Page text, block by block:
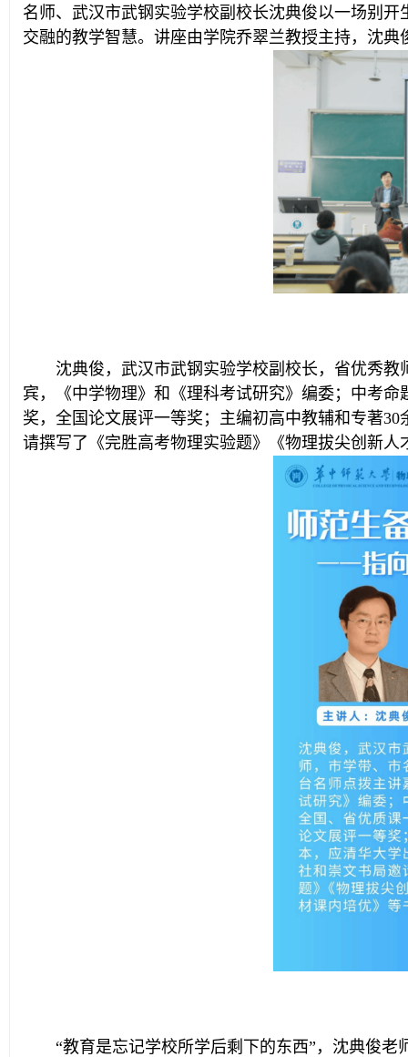
名师、武汉市武钢实验学校副校长沈典俊以一场别
交融的教学智慧。讲座由学院乔翠兰教授主持，沈
沈典俊，武汉市武钢实验学校副校长，省优秀
宾，《中学物理》和《理科考试研究》编委；中考
奖，全国论文展评一等奖；主编初高中教辅和专著
请撰写了《完胜高考物理实验题》《物理拔尖创新
“教育是忘记学校所学后剩下的东西”，沈典俊